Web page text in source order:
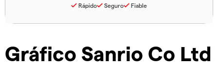
Gráfico Sanrio Co Ltd
Rápido Seguro Fiable